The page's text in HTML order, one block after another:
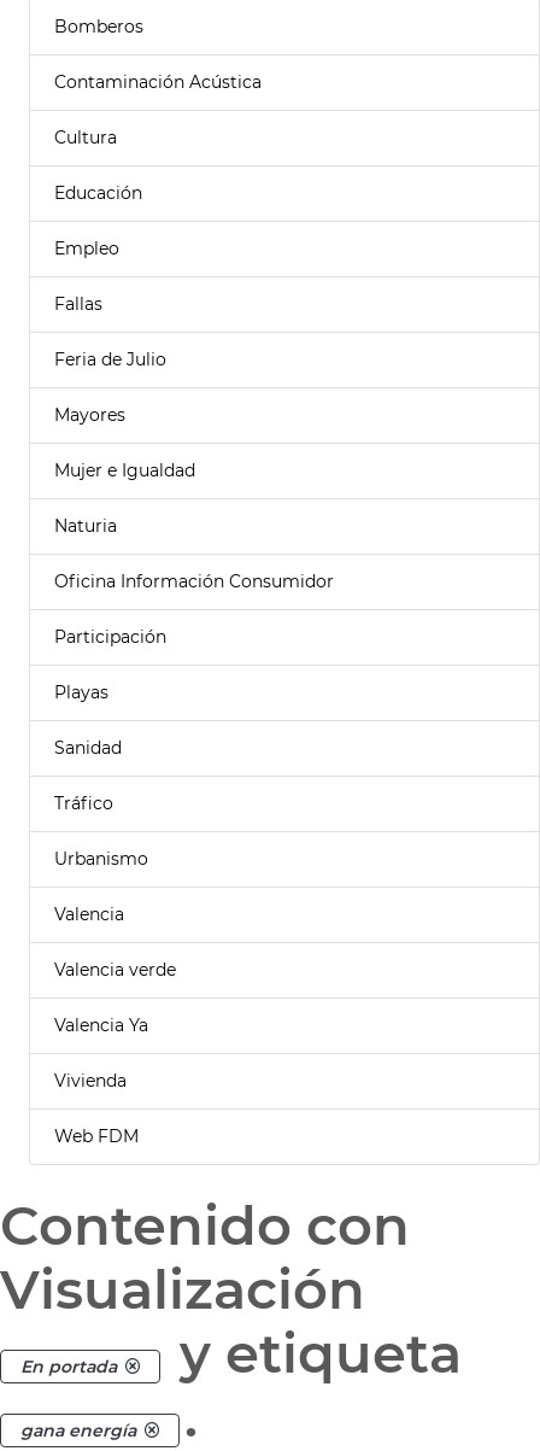
Bomberos
Contaminación Acústica
Cultura
Educación
Empleo
Fallas
Feria de Julio
Mayores
Mujer e Igualdad
Naturia
Oficina Información Consumidor
Participación
Playas
Sanidad
Tráfico
Urbanismo
Valencia
Valencia verde
Valencia Ya
Vivienda
Web FDM
Contenido con
Visualización
En portada y etiqueta
gana energía .